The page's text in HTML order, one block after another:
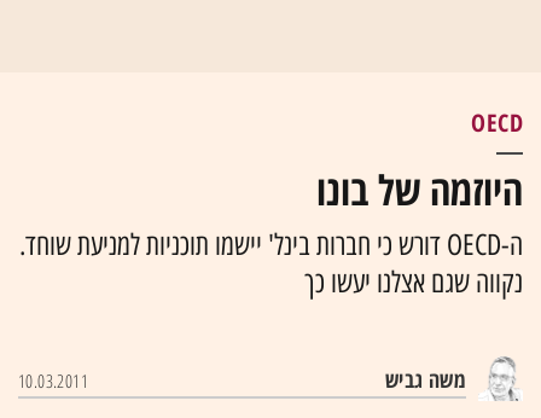
OECD
היוזמה של בונו
ה-OECD דורש כי חברות בינל' יישמו תוכניות למניעת שוחד.
נקווה שגם אצלנו יעשו כך
משה גביש 10.03.2011